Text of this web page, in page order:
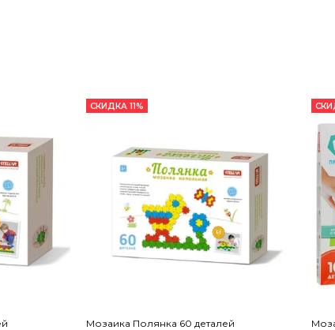
СКИДКА 11%
Мозаика Полянка 60 деталей